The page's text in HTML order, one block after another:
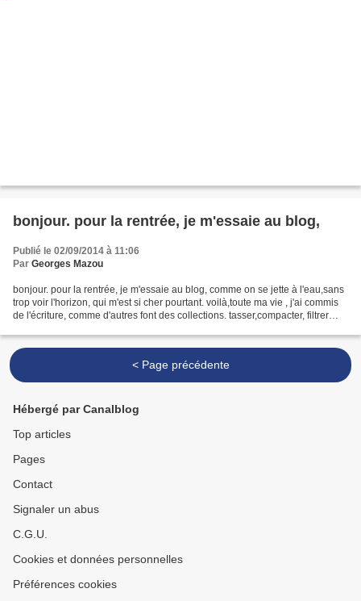
bonjour. pour la rentrée, je m'essaie au blog,
Publié le 02/09/2014 à 11:06
Par Georges Mazou
bonjour. pour la rentrée, je m'essaie au blog, comme on se jette à l'eau,sans
trop voir l'horizon, qui m'est si cher pourtant. voilà,toute ma vie , j'ai commis
de l'écriture, comme d'autres font des collections. tasser,compacter, filtrer
< Page précédente
Hébergé par Canalblog
Top articles
Pages
Contact
Signaler un abus
C.G.U.
Cookies et données personnelles
Préférences cookies